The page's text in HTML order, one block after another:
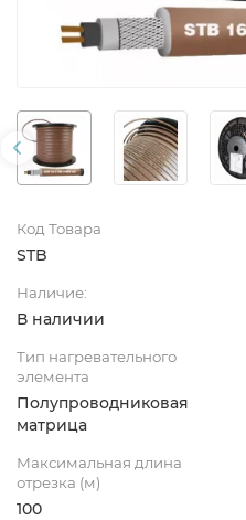
Код Товара
STB
Наличие:
В наличии
Тип нагревательного
элемента
Полупроводниковая
матрица
Максимальная длина
отрезка (м)
100